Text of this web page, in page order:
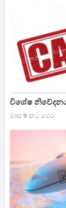
විශේෂ
මාස 9 කට පෙර